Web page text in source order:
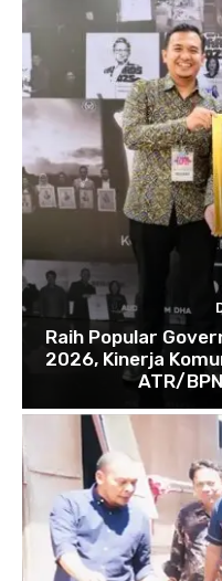
Raih Popular
2026, Kinerja
ATR/